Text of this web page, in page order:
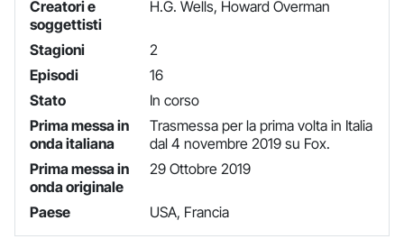
Creatori e
soggettisti
H.G. Wells, Howard Overman
Stagioni
2
Episodi
16
Stato
In corso
Prima messa in
onda italiana
Trasmessa per la prima volta in Italia
dal 4 novembre 2019 su Fox.
Prima messa in
onda originale
29 Ottobre 2019
Paese USA, Francia